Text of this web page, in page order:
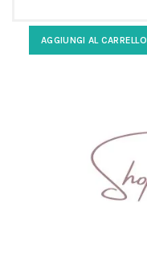
AGGIUNGI AL CARRELLO